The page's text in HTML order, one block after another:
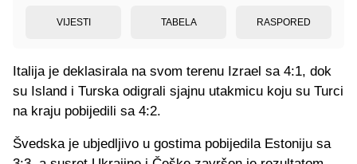
VIJESTI TABELA RASPORED
Italija je deklasirala na svom terenu Izrael sa 4:1, dok
su Island i Turska odigrali sjajnu utakmicu koju su Turci
na kraju pobijedili sa 4:2.
Švedska je ubjedljivo u gostima pobijedila Estoniju sa